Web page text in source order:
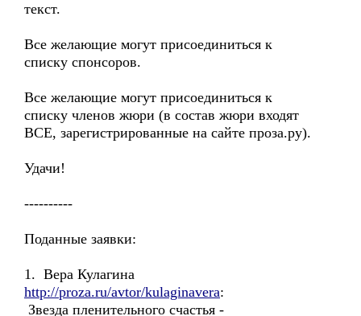
текст.
Все желающие могут присоединиться к
списку спонсоров.
Все желающие могут присоединиться к
списку членов жюри (в состав жюри входят
ВСЕ, зарегистрированные на сайте проза.ру).
Удачи!
----------
Поданные заявки:
1. Вера Кулагина
http://proza.ru/avtor/kulaginavera:
Звезда пленительного счастья -